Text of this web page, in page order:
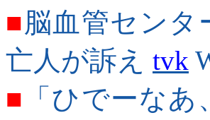
■脳血管セン
亡人が訴え tvk
■ 「ひでーな